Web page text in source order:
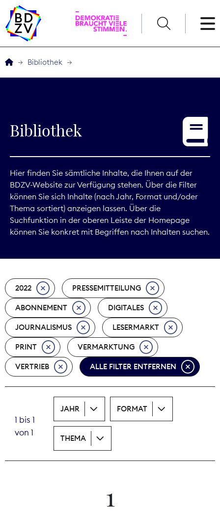
Service
Digitales
Kommunikation
Marktdaten
Nachhaltigkeit
Nachwuchs
Nova Award
Pressefreiheit
Print
Recht
Tarifpolitik
Theodor-Wolff-Preis
Bibliothek
Bibliothek
Hier finden Sie sämtliche Inhalte, die Ihnen auf der
BDZV-Website zur Verfügung stehen. Über die Filter
können Sie sich Inhalte (nach Jahr, Format und/oder
Thema sortiert) anzeigen lassen. Über die
Suchfunktion in der oberen Leiste der Homepage
können Sie konkret mit Begriffen nach Inhalten suchen.
2022 PRESSEMITTEILUNG
ABONNEMENT DIGITALES
JOURNALISMUS LESERMARKT
PRINT VERMARKTUNG
VERTRIEB ALLE FILTER ENTFERNEN
1 bis 1
von 1
JAHR FORMAT
THEMA
1